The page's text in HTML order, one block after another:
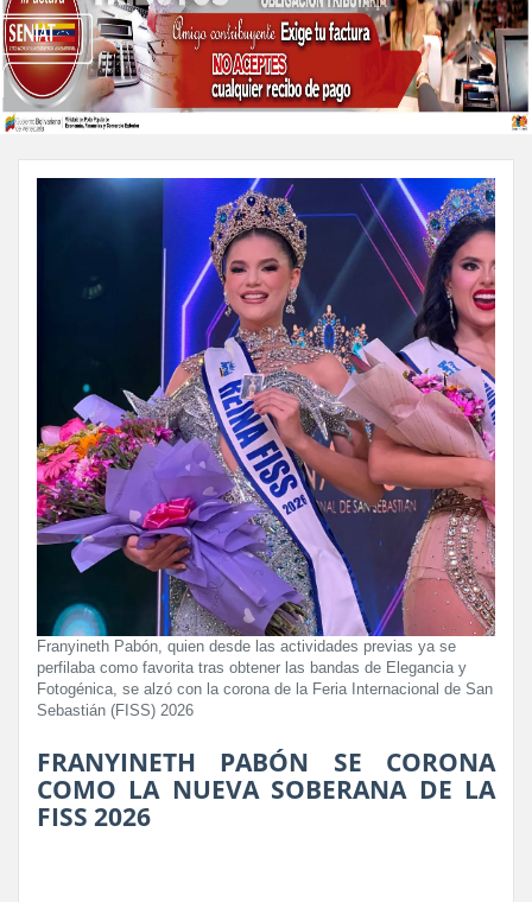
Franyineth Pabón, quien desde las actividades previas ya se
perfilaba como favorita tras obtener las bandas de Elegancia y
Fotogénica, se alzó con la corona de la Feria Internacional de San
Sebastián (FISS) 2026
FRANYINETH PABÓN SE CORONA
COMO LA NUEVA SOBERANA DE LA
FISS 2026